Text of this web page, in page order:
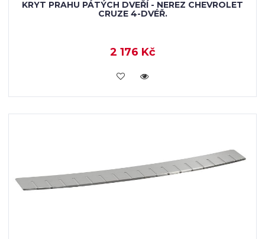
KRYT PRAHU PÁTÝCH DVEŘÍ - NEREZ CHEVROLET
CRUZE 4-DVÉŘ.
2 176 Kč
KOUPIT